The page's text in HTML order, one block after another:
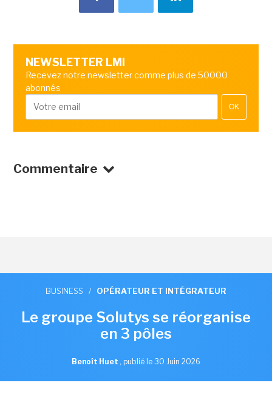
NEWSLETTER LMI
Recevez notre newsletter comme plus de 50000
abonnés
OK
Commentaire
BUSINESS / OPÉRATEUR ET INTÉGRATEUR
Le groupe Solutys se réorganise
en 3 pôles
Benoît Huet , publié le 30 Juin 2026